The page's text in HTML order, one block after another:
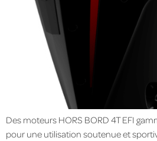
Des moteurs HORS BORD 4T EFI
pour une utilisation soutenue et